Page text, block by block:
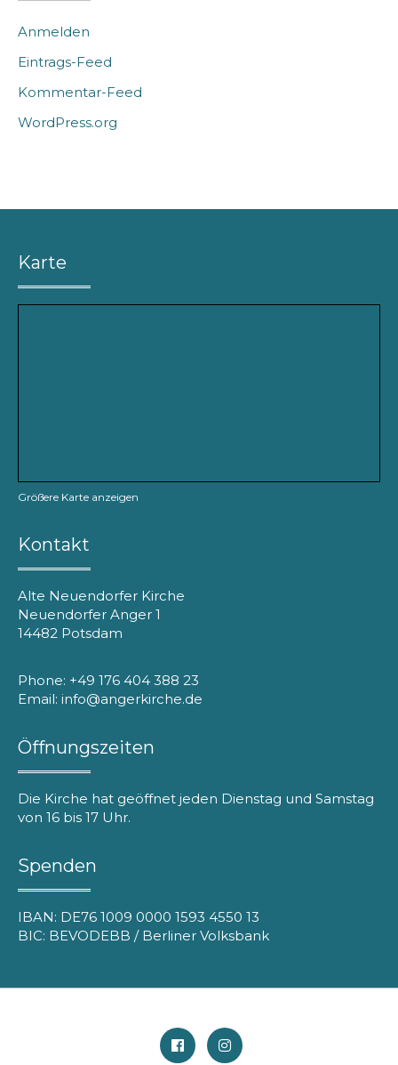
Anmelden
Eintrags-Feed
Kommentar-Feed
WordPress.org
Karte
Größere Karte anzeigen
Kontakt
Alte Neuendorfer Kirche
Neuendorfer Anger 1
14482 Potsdam
Phone: +49 176 404 388 23
Email: info@angerkirche.de
Öffnungszeiten
Die Kirche hat geöffnet jeden Dienstag und Samstag
von 16 bis 17 Uhr.
Spenden
IBAN: DE76 1009 0000 1593 4550 13
BIC: BEVODEBB / Berliner Volksbank
FacebookInstagram